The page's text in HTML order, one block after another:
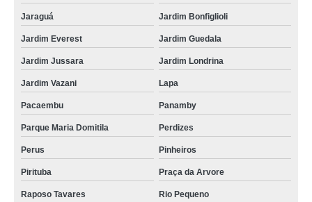
Jaraguá Jardim Bonfiglioli
Jardim Everest Jardim Guedala
Jardim Jussara Jardim Londrina
Jardim Vazani Lapa
Pacaembu Panamby
Parque Maria Domitila Perdizes
Perus Pinheiros
Pirituba Praça da Arvore
Raposo Tavares Rio Pequeno